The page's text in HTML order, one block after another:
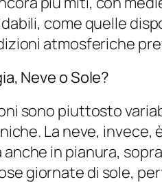
come quelle
atmosferiche
Neve o Sole?
sono piuttosto
La neve, invece,
anche in pianura,
giornate di sole,